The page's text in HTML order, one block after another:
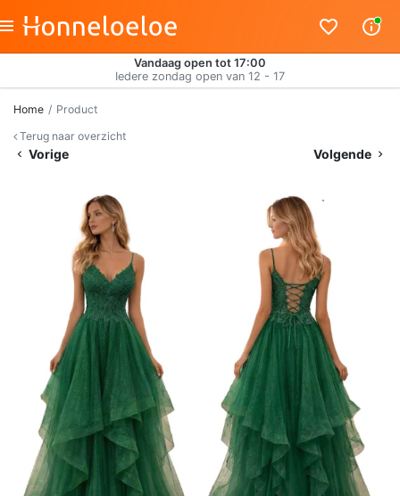
Vandaag open tot 17:00
Iedere zondag open van 12 - 17
Home
Product
Terug naar overzicht
Vorige Volgende